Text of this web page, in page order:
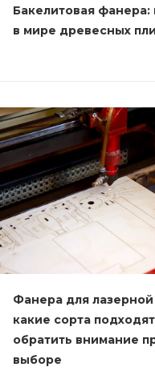
Бакелитовая
в мире древесных
Фанера для лазерной
какие сорта
обратить внимание
выборе